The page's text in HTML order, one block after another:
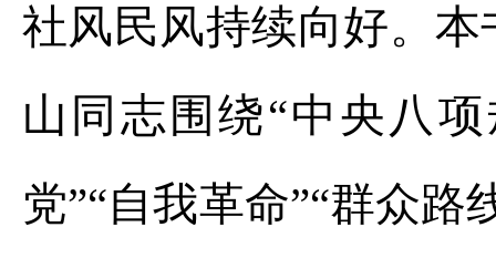
社风民风持续向好。
山同志围绕“中央八
党”“自我革命”“群众